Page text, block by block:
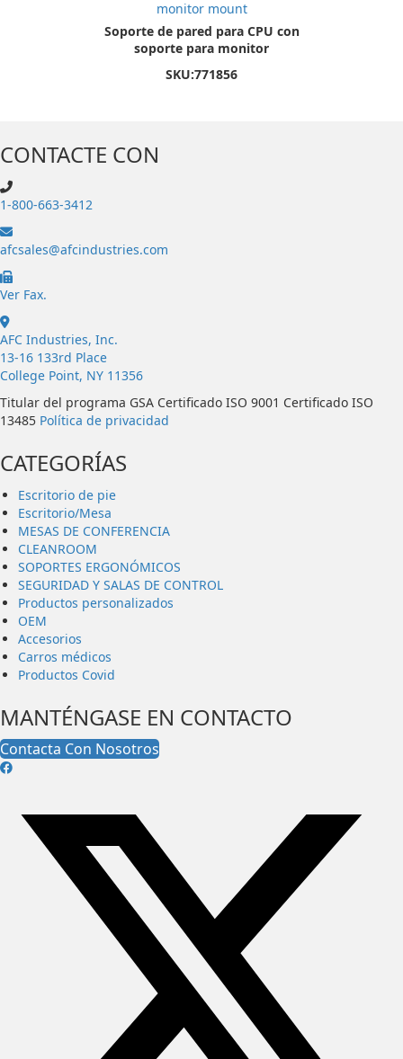
Soporte de pared para CPU con
soporte para monitor
SKU:771856
CONTACTE CON
1-800-663-3412
afcsales@afcindustries.com
https://afcindustries.com/contact/#:~:text=Fax
Ver Fax.
AFC Industries, Inc.
13-16 133rd Place
College Point, NY 11356
Titular del programa GSA Certificado ISO 9001 Certificado ISO
13485 Política de privacidad
CATEGORÍAS
Escritorio de pie
Escritorio/Mesa
MESAS DE CONFERENCIA
CLEANROOM
SOPORTES ERGONÓMICOS
SEGURIDAD Y SALAS DE CONTROL
Productos personalizados
OEM
Accesorios
Carros médicos
Productos Covid
MANTÉNGASE EN CONTACTO
Contacta Con Nosotros